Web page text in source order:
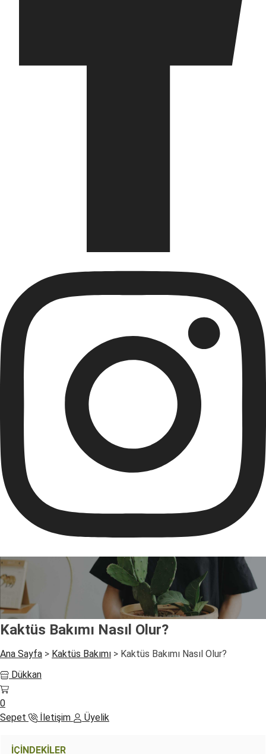
Kaktüs Bakımı Nasıl Olur?
Ana Sayfa > Kaktüs Bakımı > Kaktüs Bakımı Nasıl Olur?
Dükkan
0
Sepet
İletişim Üyelik
İÇİNDEKİLER